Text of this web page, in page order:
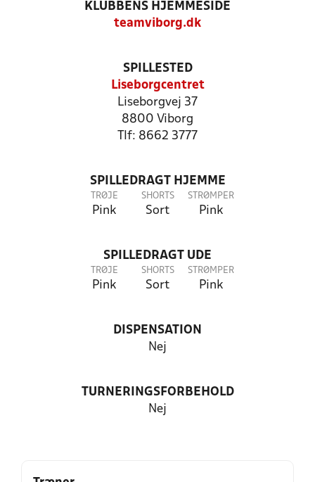
KLUBBENS HJEMMESIDE
teamviborg.dk
SPILLESTED
Liseborgcentret
Liseborgvej 37
8800 Viborg
Tlf: 8662 3777
SPILLEDRAGT HJEMME
TRØJE
Pink
SHORTS
Sort
STRØMPER
Pink
SPILLEDRAGT UDE
TRØJE
Pink
SHORTS
Sort
STRØMPER
Pink
DISPENSATION
Nej
TURNERINGSFORBEHOLD
Nej